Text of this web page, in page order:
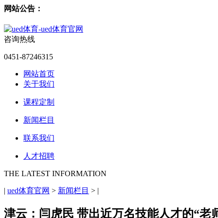
网站公告：
咨询热线
0451-87246315
网站首页
关于我们
课程定制
新闻栏目
联系我们
人才招聘
THE LATEST INFORMATION
| ued体育官网 > 新闻栏目 > |
津云：闫虎民 带出近万名技能人才的“老